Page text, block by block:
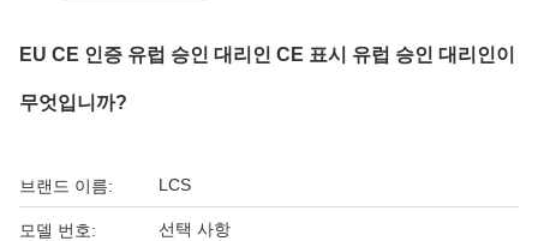
EU CE 인증 유럽 승인 대리인 CE 표시 유럽 승인 대리인이
무엇입니까?
브랜드 이름: LCS
모델 번호: 선택 사항